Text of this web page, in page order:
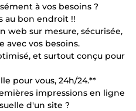
à vos besoins ?
au bon endroit !!
web sur mesure, sécurisée,
avec vos besoins.
et surtout conçu pour
pour vous, 24h/24.**
impressions en ligne
d'un site ?